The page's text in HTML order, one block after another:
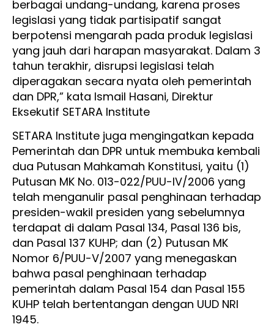
berbagai undang-undang, karena proses
legislasi yang tidak partisipatif sangat
berpotensi mengarah pada produk legislasi
yang jauh dari harapan masyarakat. Dalam 3
tahun terakhir, disrupsi legislasi telah
diperagakan secara nyata oleh pemerintah
dan DPR,” kata Ismail Hasani, Direktur
Eksekutif SETARA Institute
SETARA Institute juga mengingatkan kepada
Pemerintah dan DPR untuk membuka kembali
dua Putusan Mahkamah Konstitusi, yaitu (1)
Putusan MK No. 013-022/PUU-IV/2006 yang
telah menganulir pasal penghinaan terhadap
presiden-wakil presiden yang sebelumnya
terdapat di dalam Pasal 134, Pasal 136 bis,
dan Pasal 137 KUHP; dan (2) Putusan MK
Nomor 6/PUU-V/2007 yang menegaskan
bahwa pasal penghinaan terhadap
pemerintah dalam Pasal 154 dan Pasal 155
KUHP telah bertentangan dengan UUD NRI
1945.